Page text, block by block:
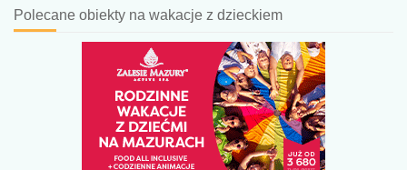
Polecane obiekty na wakacje z dzieckiem